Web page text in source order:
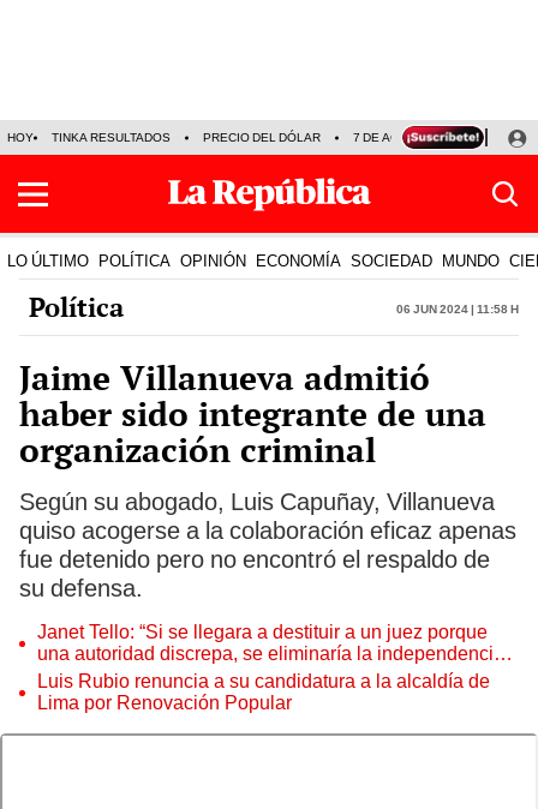
HOY TINKA RESULTADOS PRECIO DEL DÓLAR 7 DE AGOSTO OLLANTA
LO ÚLTIMO POLÍTICA OPINIÓN ECONOMÍA SOCIEDAD MUNDO
Política 06 Jun 2024 | 11:58 h
Jaime Villanueva admitió
haber sido integrante de una
organización criminal
Según su abogado, Luis Capuñay, Villanueva
quiso acogerse a la colaboración eficaz apenas
fue detenido pero no encontró el respaldo de
su defensa.
Janet Tello: “Si se llegara a destituir a un juez porque
una autoridad discrepa, se eliminaría la independencia
judicial”
Luis Rubio renuncia a su candidatura a la alcaldía de
Lima por Renovación Popular